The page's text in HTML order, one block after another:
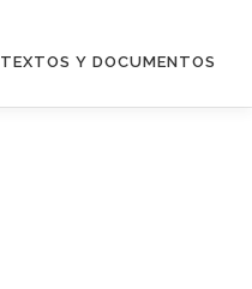
TEXTOS Y DOCUMENTOS